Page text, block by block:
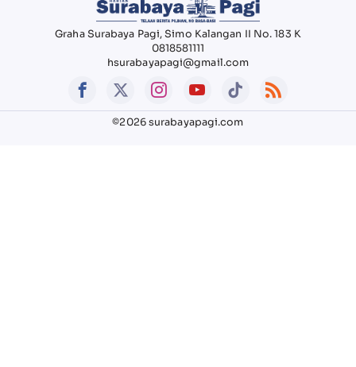
Graha Surabaya Pagi, Simo Kalangan II No. 183 K
0818581111
hsurabayapagi@gmail.com
©2026 surabayapagi.com